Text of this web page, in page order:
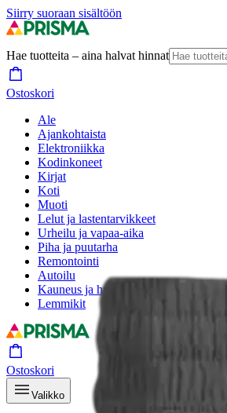
Siirry suoraan sisältöön
Hae tuotteita – aina halvat hinnat
Ostoskori
Ale
Ajankohtaista
Elektroniikka
Kodinkoneet
Kirjat
Koti
Muoti
Lelut ja lastentarvikkeet
Urheilu ja vapaa-aika
Piha ja puutarha
Remontointi
Autoilu
Kauneus ja hyvinvointi
Lemmikit
Ostoskori
Valikko